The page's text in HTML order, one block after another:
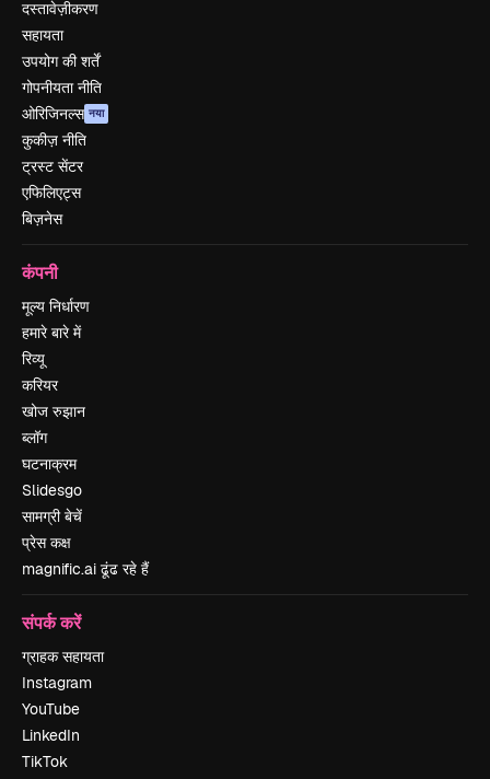
दस्तावेज़ीकरण
सहायता
उपयोग की शर्तें
गोपनीयता नीति
ओरिजिनल्स नया
कुकीज़ नीति
ट्रस्ट सेंटर
एफिलिएट्स
बिज़नेस
कंपनी
मूल्य निर्धारण
हमारे बारे में
रिव्यू
करियर
खोज रुझान
ब्लॉग
घटनाक्रम
Slidesgo
सामग्री बेचें
प्रेस कक्ष
magnific.ai ढूंढ रहे हैं
संपर्क करें
ग्राहक सहायता
Instagram
YouTube
LinkedIn
TikTok